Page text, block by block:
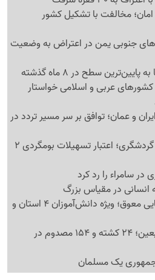
مخالفت با تشکیل کشور
جنوبی یمن در اعتراض به وضعیت
سطح در 8 ماه گذشته
کشورهای عربی و اسلامی خواستار
و عمان؛ توافق بر سر مسیر تردد در
گام بزرگ دولت در توسعه گردشگری؛ اعتبار تسهیلات بومگردی 2
سامراء را رد کرد
انسانی در مقیاس بزرگ
تعیین تکلیف امتحانات نهایی معوق؛ ویژه دانش‌آموزان 4 استان و
آغاز موج بازگشت زائران اربعین؛ 24 کشته و 154 مصدوم در
یک مسلمان